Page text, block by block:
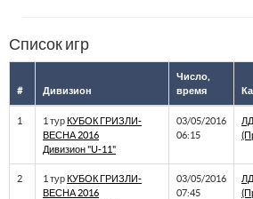
Список игр
# Дивизион
Число,
время
1 1 турКУБОК ГРИЗЛИ-
ВЕСНА 2016
Дивизион "U-11"
03/05/2016
06:15
2 1 турКУБОК ГРИЗЛИ-
ВЕСНА 2016
03/05/2016
07:45